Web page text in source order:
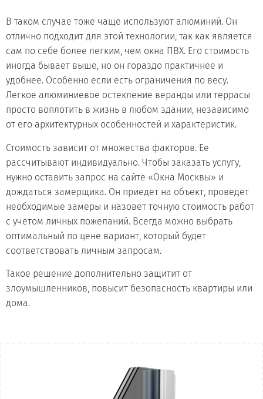
В таком случае тоже чаще используют алюминий. Он
отлично подходит для этой технологии, так как является
сам по себе более легким, чем окна ПВХ. Его стоимость
иногда бывает выше, но он гораздо практичнее и
удобнее. Особенно если есть ограничения по весу.
Легкое алюминиевое остекление веранды или террасы
просто воплотить в жизнь в любом здании, независимо
от его архитектурных особенностей и характеристик.
Стоимость зависит от множества факторов. Ее
рассчитывают индивидуально. Чтобы заказать услугу,
нужно оставить запрос на сайте «Окна Москвы» и
дождаться замерщика. Он приедет на объект, проведет
необходимые замеры и назовет точную стоимость работ
с учетом личных пожеланий. Всегда можно выбрать
оптимальный по цене вариант, который будет
соответствовать личным запросам.
Такое решение дополнительно защитит от
злоумышленников, повысит безопасность квартиры или
дома.